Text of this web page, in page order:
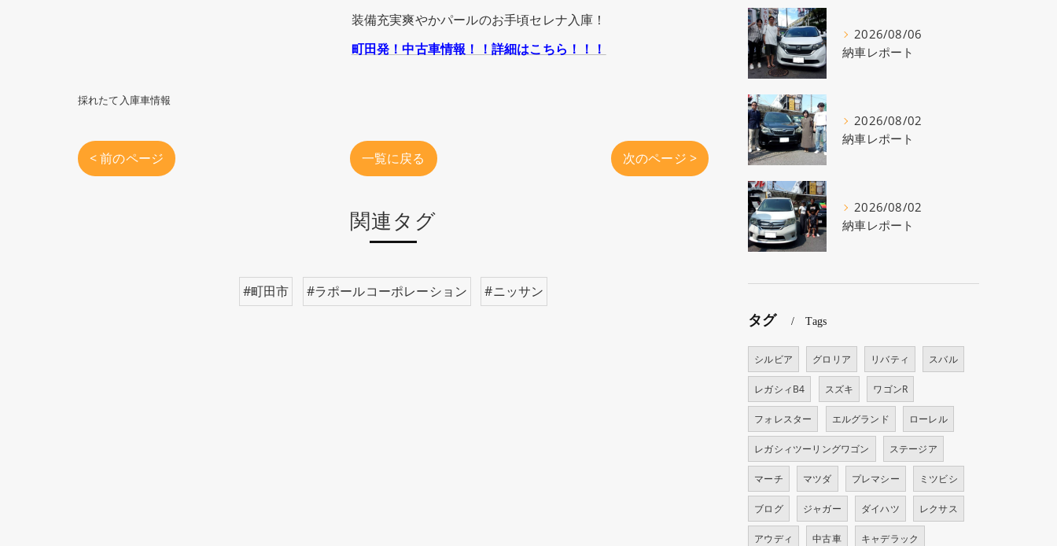
装備充実爽やかパールのお手頃セレナ入庫！
町田発！中古車情報！！詳細はこちら！！！
採れたて入庫車情報
< 前のページ 一覧に戻る 次のページ >
関連タグ
#町田市 #ラポールコーポレーション #ニッサン
2026/08/06
納車レポート
2026/08/02
納車レポート
2026/08/02
納車レポート
タグ Tags
シルビア グロリア リバティ スバル
レガシィB4 スズキ ワゴンR
フォレスター エルグランド ローレル
レガシィツーリングワゴン ステージア
マーチ マツダ プレマシー ミツビシ
ブログ ジャガー ダイハツ レクサス
アウディ 中古車 キャデラック